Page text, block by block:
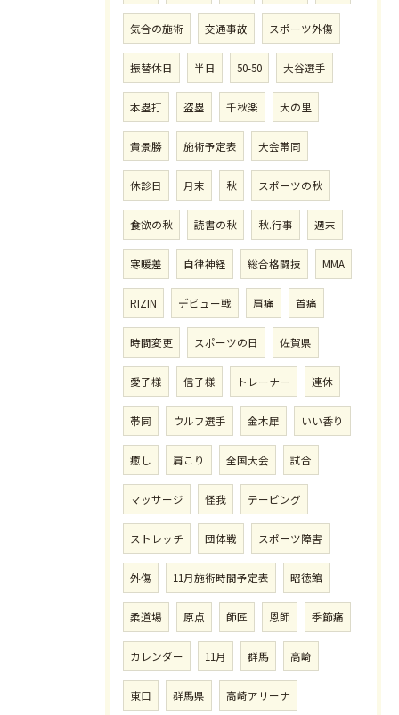
気合の施術 交通事故 スポーツ外傷
振替休日 半日 50-50 大谷選手
本塁打 盗塁 千秋楽 大の里
貴景勝 施術予定表 大会帯同
休診日 月末 秋 スポーツの秋
食欲の秋 読書の秋 秋.行事 週末
寒暖差 自律神経 総合格闘技 MMA
RIZIN デビュー戦 肩痛 首痛
時間変更 スポーツの日 佐賀県
愛子様 信子様 トレーナー 連休
帯同 ウルフ選手 金木犀 いい香り
癒し 肩こり 全国大会 試合
マッサージ 怪我 テーピング
ストレッチ 団体戦 スポーツ障害
外傷 11月施術時間予定表 昭徳館
柔道場 原点 師匠 恩師 季節痛
カレンダー 11月 群馬 高崎
東口 群馬県 高崎アリーナ